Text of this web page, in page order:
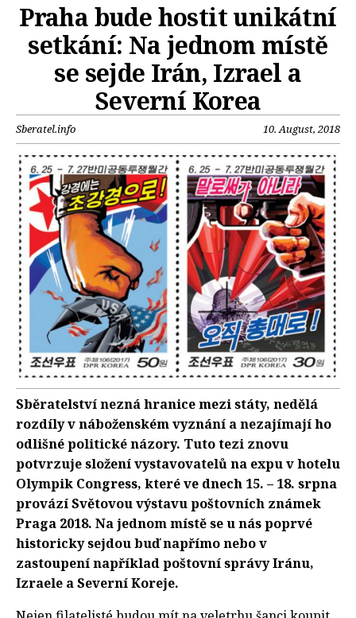
Praha bude hostit unikátní
setkání: Na jednom místě
se sejde Irán, Izrael a
Severní Korea
Sberatel.info 10. August, 2018
Sběratelství nezná hranice mezi státy, nedělá
rozdíly v náboženském vyznání a nezajímají ho
odlišné politické názory. Tuto tezi znovu
potvrzuje složení vystavovatelů na expu v hotelu
Olympik Congress, které ve dnech 15. – 18. srpna
provází Světovou výstavu poštovních známek
Praga 2018. Na jednom místě se u nás poprvé
historicky sejdou buď napřímo nebo v
zastoupení například poštovní správy Iránu,
Izraele a Severní Koreje.